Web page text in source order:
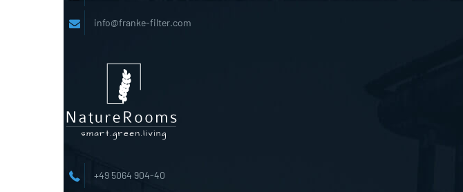
info@franke-filter.com
+49 5064 904-40